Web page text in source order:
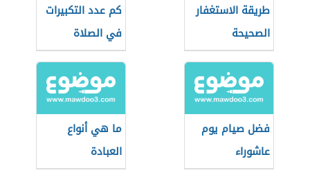
طريقة الاستغفار
الصحيحة
كم عدد التكبيرات
في الصلاة
فضل صيام يوم
عاشوراء
ما هي أنواع
العبادة